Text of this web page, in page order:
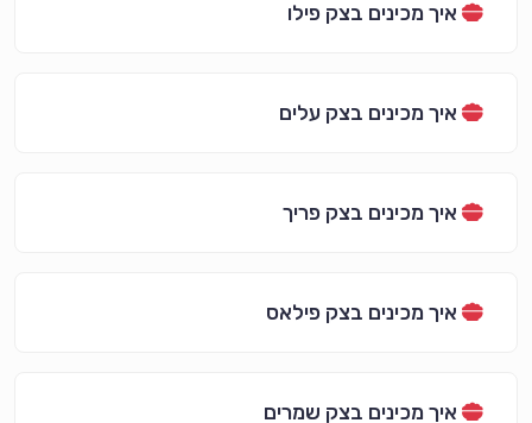
איך מכינים בצק פילו
איך מכינים בצק עלים
איך מכינים בצק פריך
איך מכינים בצק פילאס
איך מכינים בצק שמרים